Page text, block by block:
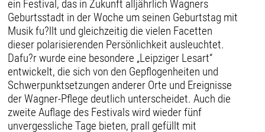
ein Festival, das in Zukunft alljährlich Wagners
Geburtsstadt in der Woche um seinen Geburtstag mit
Musik fu?llt und gleichzeitig die vielen Facetten
dieser polarisierenden Persönlichkeit ausleuchtet.
Dafu?r wurde eine besondere „Leipziger Lesart“
entwickelt, die sich von den Gepflogenheiten und
Schwerpunktsetzungen anderer Orte und Ereignisse
der Wagner-Pflege deutlich unterscheidet. Auch die
zweite Auflage des Festivals wird wieder fünf
unvergessliche Tage bieten, prall gefüllt mit